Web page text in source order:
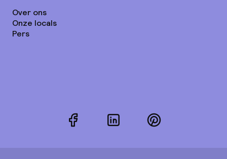
Over ons
Onze locals
Pers
FacebookLinkedInPinterest